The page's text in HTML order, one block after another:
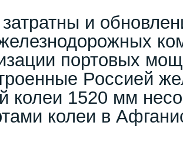
и
портовых
Россией
колеи 1520 мм
колеи в